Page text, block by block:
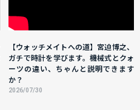
【ウォッチメイトへの道】宮迫博之、
ガチで時計を学びます。機械式とクォ
ーツの違い、ちゃんと説明できます
か？
2026/07/30